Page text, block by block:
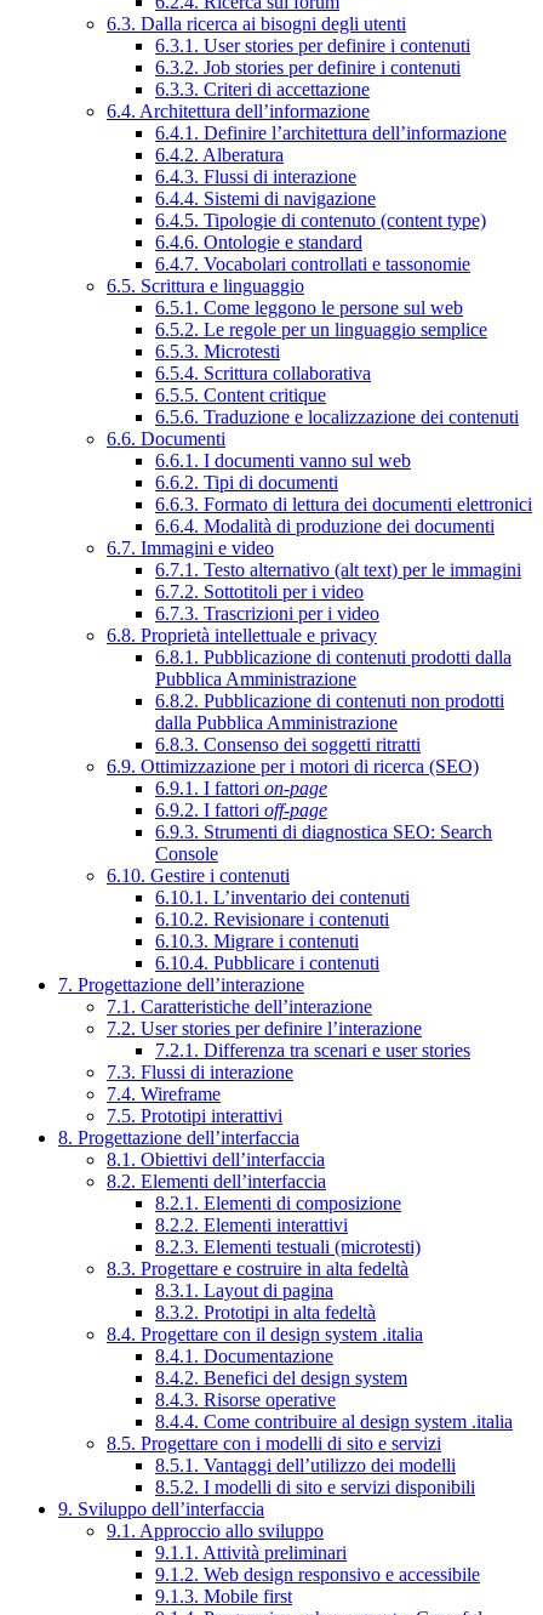
6.3. Dalla ricerca ai bisogni degli utenti
6.3.1. User stories per definire i contenuti
6.3.2. Job stories per definire i contenuti
6.3.3. Criteri di accettazione
6.4. Architettura dell’informazione
6.4.1. Definire l’architettura dell’informazione
6.4.2. Alberatura
6.4.3. Flussi di interazione
6.4.4. Sistemi di navigazione
6.4.5. Tipologie di contenuto (content type)
6.4.6. Ontologie e standard
6.4.7. Vocabolari controllati e tassonomie
6.5. Scrittura e linguaggio
6.5.1. Come leggono le persone sul web
6.5.2. Le regole per un linguaggio semplice
6.5.3. Microtesti
6.5.4. Scrittura collaborativa
6.5.5. Content critique
6.5.6. Traduzione e localizzazione dei contenuti
6.6. Documenti
6.6.1. I documenti vanno sul web
6.6.2. Tipi di documenti
6.6.3. Formato di lettura dei documenti elettronici
6.6.4. Modalità di produzione dei documenti
6.7. Immagini e video
6.7.1. Testo alternativo (alt text) per le immagini
6.7.2. Sottotitoli per i video
6.7.3. Trascrizioni per i video
6.8. Proprietà intellettuale e privacy
6.8.1. Pubblicazione di contenuti prodotti dalla
Pubblica Amministrazione
6.8.2. Pubblicazione di contenuti non prodotti
dalla Pubblica Amministrazione
6.8.3. Consenso dei soggetti ritratti
6.9. Ottimizzazione per i motori di ricerca (SEO)
6.9.1. I fattori on-page
6.9.2. I fattori off-page
6.9.3. Strumenti di diagnostica SEO: Search
Console
6.10. Gestire i contenuti
6.10.1. L’inventario dei contenuti
6.10.2. Revisionare i contenuti
6.10.3. Migrare i contenuti
6.10.4. Pubblicare i contenuti
7. Progettazione dell’interazione
7.1. Caratteristiche dell’interazione
7.2. User stories per definire l’interazione
7.2.1. Differenza tra scenari e user stories
7.3. Flussi di interazione
7.4. Wireframe
7.5. Prototipi interattivi
8. Progettazione dell’interfaccia
8.1. Obiettivi dell’interfaccia
8.2. Elementi dell’interfaccia
8.2.1. Elementi di composizione
8.2.2. Elementi interattivi
8.2.3. Elementi testuali (microtesti)
8.3. Progettare e costruire in alta fedeltà
8.3.1. Layout di pagina
8.3.2. Prototipi in alta fedeltà
8.4. Progettare con il design system .italia
8.4.1. Documentazione
8.4.2. Benefici del design system
8.4.3. Risorse operative
8.4.4. Come contribuire al design system .italia
8.5. Progettare con i modelli di sito e servizi
8.5.1. Vantaggi dell’utilizzo dei modelli
8.5.2. I modelli di sito e servizi disponibili
9. Sviluppo dell’interfaccia
9.1. Approccio allo sviluppo
9.1.1. Attività preliminari
9.1.2. Web design responsivo e accessibile
9.1.3. Mobile first